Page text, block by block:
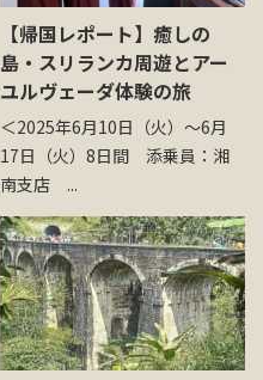
【帰国レポート】癒しの
島・スリランカ周遊とアー
ユルヴェーダ体験の旅
＜2025年6月10日（火）～6月
17日（火）8日間 添乗員：湘
南支店 ...